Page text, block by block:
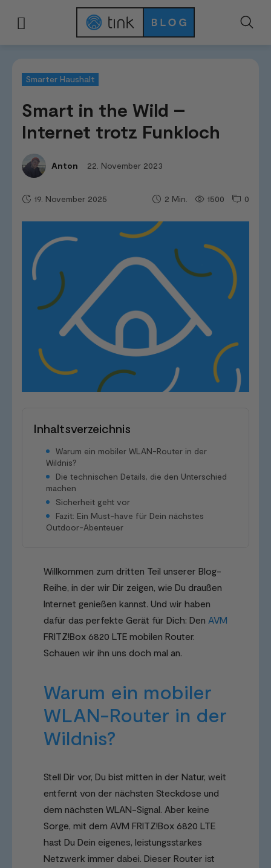
Smarter Haushalt
Smart in the Wild –
Internet trotz Funkloch
Anton 22. November 2023
0
1500
2 Min.
19. November 2025
Inhaltsverzeichnis
Warum ein mobiler WLAN-Router in der
Wildnis?
Die technischen Details, die den Unterschied
machen
Sicherheit geht vor
Fazit: Ein Must-have für Dein nächstes
Outdoor-Abenteuer
Willkommen zum dritten Teil unserer Blog-
Reihe, in der wir Dir zeigen, wie Du draußen
Internet genießen kannst. Und wir haben
dafür das perfekte Gerät für Dich: Den AVM
FRITZ!Box 6820 LTE mobilen Router.
Schauen wir ihn uns doch mal an.
Warum ein mobiler
WLAN-Router in der
Wildnis?
Stell Dir vor, Du bist mitten in der Natur, weit
entfernt von der nächsten Steckdose und
dem nächsten WLAN-Signal. Aber keine
Sorge, mit dem AVM FRITZ!Box 6820 LTE
hast Du Dein eigenes, leistungsstarkes
Netzwerk immer dabei. Dieser Router ist